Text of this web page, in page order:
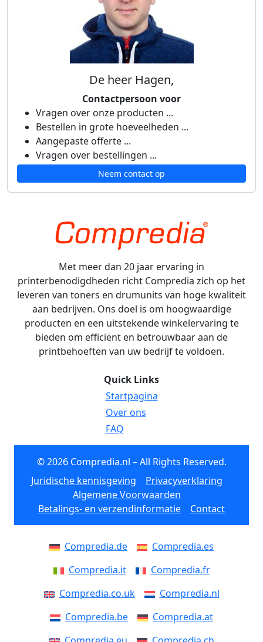
De heer Hagen,
Contactpersoon voor
Vragen over onze producten ...
Bestellen in grote hoeveelheden ...
Aangepaste offerte ...
Vragen over bestellingen ...
Neem contact op
Met meer dan 20 jaar ervaring in
printerbenodigdheden richt Compredia zich op het
leveren van toners en drumunits van hoge kwaliteit
aan bedrijven. Ons doel is om hoogwaardige
producten en een uitstekende winkelervaring te
bieden om efficiënt en betrouwbaar aan de
printbehoeften van uw bedrijf te voldoen.
Quick Links
Startpagina
Over ons
FAQ
© 2026 Compredia.nl – All Rights Reserved.
Juridische kennisgeving
Privacyverklaring
Algemene Voorwaarden
Betalings- en verzendinformatie
Contact
Compredia.de
Compredia.es
Compredia.it
Compredia.fr
Compredia.co.uk
Compredia.nl
Compredia.be
Compredia.at